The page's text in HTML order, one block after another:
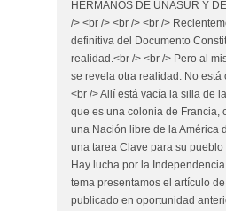
HERMANOS DE UNASUR Y
/> <br /> <br /> <br />
definitiva del Documento
realidad.<br /> <br /> Pero al
se revela otra realidad: No está
<br /> Allí está vacía la silla de
que es una colonia de Francia,
una Nación libre de la América
una tarea Clave para su pueblo
Hay lucha por la
tema presentamos el artículo
publicado en oportunidad